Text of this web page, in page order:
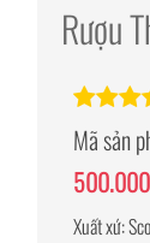
Rượu
Mã sản
Xuất xứ: